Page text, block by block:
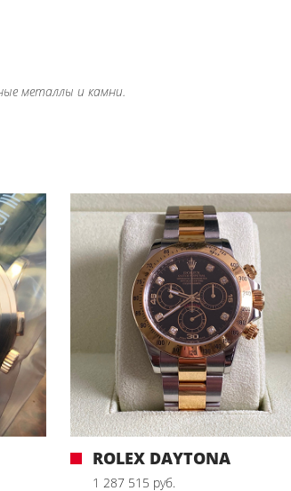
металлы и камни.
ROLEX DAYTONA
1 287 515 руб.